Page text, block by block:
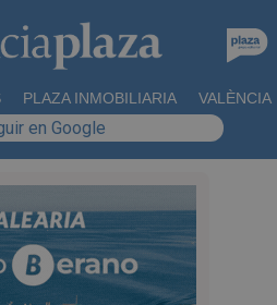
PLAZA INMOBILIARIA VALÈNCIA
en Google